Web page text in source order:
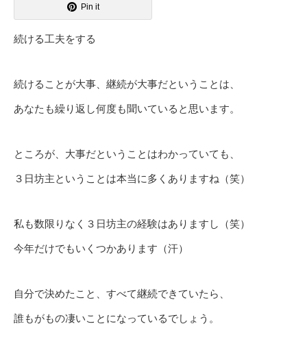
Pin it
続ける工夫をする
続けることが大事、継続が大事だということは、
あなたも繰り返し何度も聞いていると思います。
ところが、大事だということはわかっていても、
３日坊主ということは本当に多くありますね（笑）
私も数限りなく３日坊主の経験はありますし（笑）
今年だけでもいくつかあります（汗）
自分で決めたこと、すべて継続できていたら、
誰もがもの凄いことになっているでしょう。